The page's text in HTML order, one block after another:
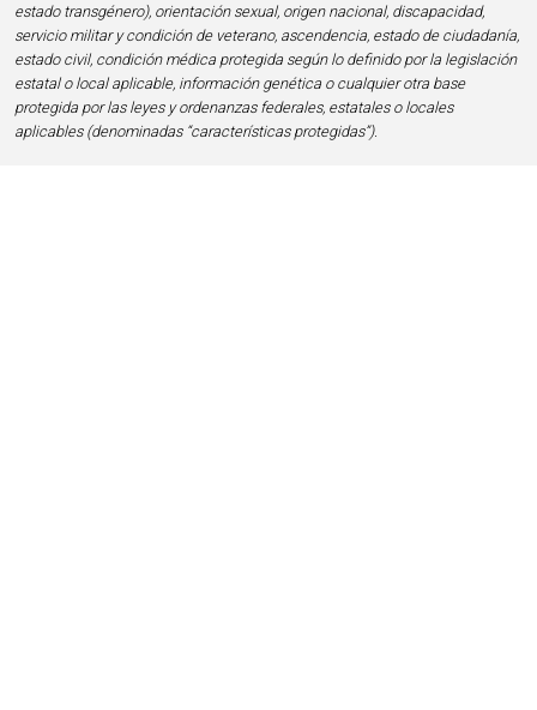
estado transgénero), orientación sexual, origen nacional, discapacidad,
servicio militar y condición de veterano, ascendencia, estado de ciudadanía,
estado civil, condición médica protegida según lo definido por la legislación
estatal o local aplicable, información genética o cualquier otra base
protegida por las leyes y ordenanzas federales, estatales o locales
aplicables (denominadas “características protegidas”).